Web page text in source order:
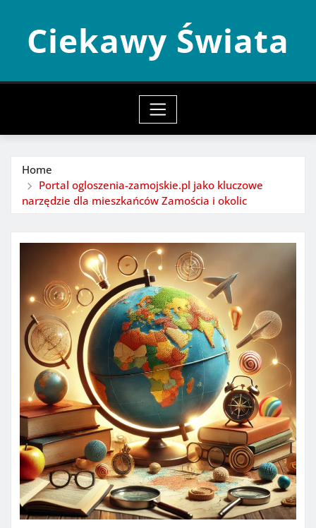
contentCiekawy Świata
Home
Portal ogloszenia-zamojskie.pl jako kluczowe
narzędzie dla mieszkańców Zamościa i okolic